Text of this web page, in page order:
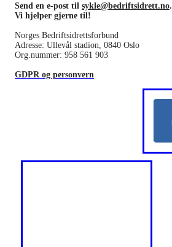
Send en e-post til sykle@bedriftsidrett.no.
Vi hjelper gjerne til!
Norges Bedriftsidrettsforbund
Adresse: Ullevål stadion, 0840 Oslo
Org.nummer: 958 561 903
GDPR og personvern